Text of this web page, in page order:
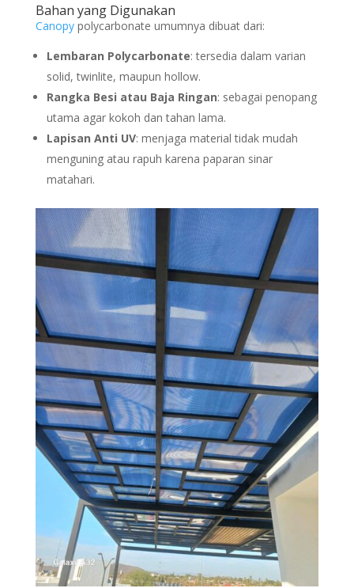
Bahan yang Digunakan
Canopypolycarbonate umumnya dibuat dari:
Lembaran Polycarbonate: tersedia dalam varian
solid, twinlite, maupun hollow.
Rangka Besi atau Baja Ringan: sebagai penopang
utama agar kokoh dan tahan lama.
Lapisan Anti UV: menjaga material tidak mudah
menguning atau rapuh karena paparan sinar
matahari.